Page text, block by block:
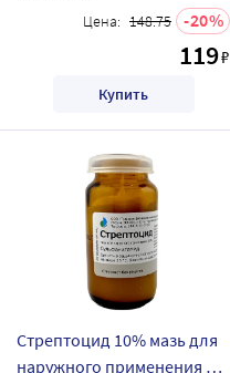
Цена: 148.75 20
119₽
Купить
Стрептоцид 10% мазь для
наружного применения 25